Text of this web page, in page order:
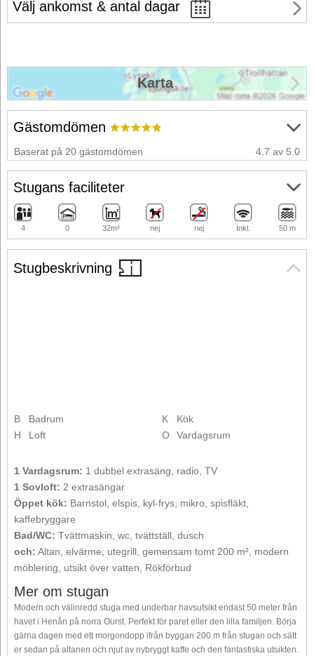
Välj ankomst & antal dagar
Stugbeskrivning
B
Badrum
H
Loft
K
Kök
O
Vardagsrum
1 Vardagsrum: 1 dubbel extrasäng, radio, TV
1 Sovloft: 2 extrasängar
Öppet kök: Barnstol, elspis, kyl-frys, mikro, spisfläkt,
kaffebryggare
Bad/WC: Tvättmaskin, wc, tvättställ, dusch
och: Altan, elvärme, utegrill, gemensam tomt 200 m², modern
möblering, utsikt över vatten, Rökförbud
Mer om stugan
Modern och välinredd stuga med underbar havsutsikt endast 50 meter från
havet i Henån på norra Ourst. Perfekt för paret eller den lilla familjen. Börja
gärna dagen med ett morgondopp ifrån byggan 200 m från stugan och sätt
er sedan på altanen och njut av nybryggt kaffe och den fantastiska utsikten.
Gästomdömen
Baserat på 20 gästomdömen 4.7 av 5.0
Stugans faciliteter
4 0 32m² nej nej Inkl. 50 m
Karta